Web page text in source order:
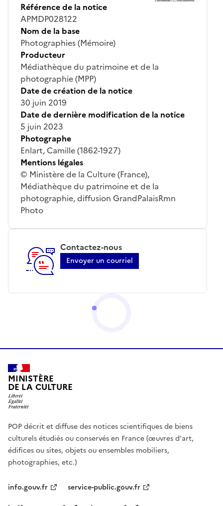
Référence de la notice
APMDP028122
Nom de la base
Photographies (Mémoire)
Producteur
Médiathèque du patrimoine et de la
photographie (MPP)
Date de création de la notice
30 juin 2019
Date de dernière modification de la notice
5 juin 2023
Photographe
Enlart, Camille (1862-1927)
Mentions légales
© Ministère de la Culture (France),
Médiathèque du patrimoine et de la
photographie, diffusion GrandPalaisRmn
Photo
Contactez-nous
Envoyer un courriel
MINISTÈRE
DE LA CULTURE
POP décrit et diffuse des notices scientifiques de biens
culturels étudiés ou conservés en France (œuvres d'art,
édifices ou sites, objets ou ensembles mobiliers,
photographies, etc.)
info.gouv.fr
service-public.gouv.fr